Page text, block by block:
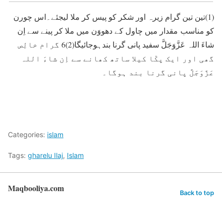
(1)تین تین گرام زیرہ اور شکر کو پیس کر ملا لیجئے۔اس چورن
کو مناسب مقدار میں چاول کے دھووَن میں ملا کر پینے سے اِن
شاءَ اللہ عَزَّوَجَلَّ سفید پانی گرنا بندہوجائیگا(2)6 گرام خالِص
گھی اور ایک پکّا کیلا ساتھ کھانے سے اِن شاءَ اللہ
عَزَّوَجَلَّ پانی گرنا بند ہوگا۔
Categories: islam
Tags: gharelu Ilaj, Islam
Maqbooliya.com Back to top